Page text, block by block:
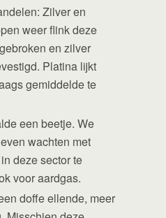
Zilver en
weer flink deze
en zilver
Platina lijkt
gemiddelde te
een beetje. We
wachten met
deze sector te
voor aardgas.
doffe ellende, meer